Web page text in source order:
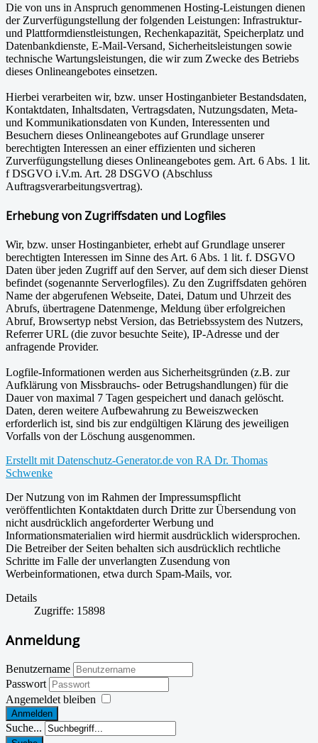
Die von uns in Anspruch genommenen Hosting-Leistungen dienen
der Zurverfügungstellung der folgenden Leistungen: Infrastruktur-
und Plattformdienstleistungen, Rechenkapazität, Speicherplatz und
Datenbankdienste, E-Mail-Versand, Sicherheitsleistungen sowie
technische Wartungsleistungen, die wir zum Zwecke des Betriebs
dieses Onlineangebotes einsetzen.
Hierbei verarbeiten wir, bzw. unser Hostinganbieter Bestandsdaten,
Kontaktdaten, Inhaltsdaten, Vertragsdaten, Nutzungsdaten, Meta-
und Kommunikationsdaten von Kunden, Interessenten und
Besuchern dieses Onlineangebotes auf Grundlage unserer
berechtigten Interessen an einer effizienten und sicheren
Zurverfügungstellung dieses Onlineangebotes gem. Art. 6 Abs. 1 lit.
f DSGVO i.V.m. Art. 28 DSGVO (Abschluss
Auftragsverarbeitungsvertrag).
Erhebung von Zugriffsdaten und Logfiles
Wir, bzw. unser Hostinganbieter, erhebt auf Grundlage unserer
berechtigten Interessen im Sinne des Art. 6 Abs. 1 lit. f. DSGVO
Daten über jeden Zugriff auf den Server, auf dem sich dieser Dienst
befindet (sogenannte Serverlogfiles). Zu den Zugriffsdaten gehören
Name der abgerufenen Webseite, Datei, Datum und Uhrzeit des
Abrufs, übertragene Datenmenge, Meldung über erfolgreichen
Abruf, Browsertyp nebst Version, das Betriebssystem des Nutzers,
Referrer URL (die zuvor besuchte Seite), IP-Adresse und der
anfragende Provider.
Logfile-Informationen werden aus Sicherheitsgründen (z.B. zur
Aufklärung von Missbrauchs- oder Betrugshandlungen) für die
Dauer von maximal 7 Tagen gespeichert und danach gelöscht.
Daten, deren weitere Aufbewahrung zu Beweiszwecken
erforderlich ist, sind bis zur endgültigen Klärung des jeweiligen
Vorfalls von der Löschung ausgenommen.
Erstellt mit Datenschutz-Generator.de von RA Dr. Thomas
Schwenke
Der Nutzung von im Rahmen der Impressumspflicht
veröffentlichten Kontaktdaten durch Dritte zur Übersendung von
nicht ausdrücklich angeforderter Werbung und
Informationsmaterialien wird hiermit ausdrücklich widersprochen.
Die Betreiber der Seiten behalten sich ausdrücklich rechtliche
Schritte im Falle der unverlangten Zusendung von
Werbeinformationen, etwa durch Spam-Mails, vor.
Details
Zugriffe: 15898
Anmeldung
Benutzername
Passwort
Angemeldet bleiben
Anmelden
Suche...